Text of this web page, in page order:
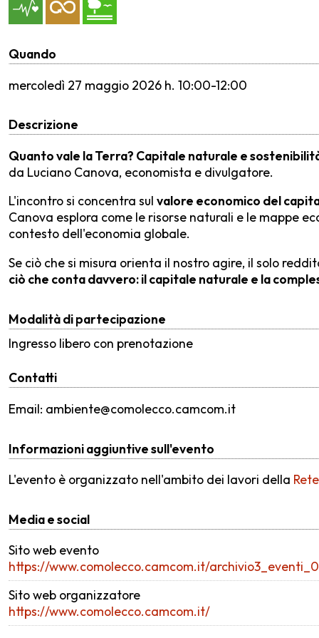
Quando
mercoledì 27 maggio 2026 h. 10:00-12:00
Descrizione
Quanto vale la Terra? Capitale naturale e
da Luciano Canova, economista e divulgatore.
L'incontro si concentra sul valore economico del
Canova esplora come le risorse naturali e le mappe
contesto dell'economia globale.
Se ciò che si misura orienta il nostro agire, il solo
ciò che conta davvero: il capitale naturale e la
Modalità di partecipazione
Ingresso libero con prenotazione
Contatti
Email: ambiente@comolecco.camcom.it
Informazioni aggiuntive sull'evento
L'evento è organizzato nell'ambito dei lavori della
Media e social
Sito web evento
https://www.comolecco.camcom.it/
Sito web organizzatore
https://www.comolecco.camcom.it/